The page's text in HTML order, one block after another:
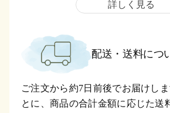
詳しく見る
配送・送料につ
ご注文から約7日前後でお届けし
とに、商品の合計金額に応じた送